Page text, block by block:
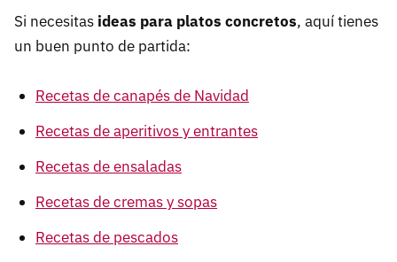
Si necesitas ideas para platos concretos, aquí tienes
un buen punto de partida:
Recetas de canapés de Navidad
Recetas de aperitivos y entrantes
Recetas de ensaladas
Recetas de cremas y sopas
Recetas de pescados